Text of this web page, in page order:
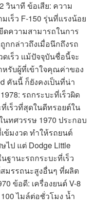
วินาที ข้อเสีย: ความ
เร็ว F-150 รุ่นที่แรงน้อย
ความสามารถในการ
กล่าวถึงเมื่อนึกถึงรถ
เร็ว แม้ปัจจุบันชื่อนี้จะ
รับผู้ที่เข้าใจคุณค่าของ
คันนี้ ก็ยังคงเป็นที่น่า
รถกระบะที่เร็วผิด
เร็วที่สุดในดีทรอยต์ใน
ทศวรรษ 1970 ประกอบ
ข้มงวด ทำให้รถยนต์
ป แต่ Dodge Little
ฐานะรถกระบะที่เร็ว
มรรถนะสูงอื่นๆ ที่ผลิต
ข้อดี: เครื่องยนต์ V-8
ไมล์ต่อชั่วโมง น้ำ